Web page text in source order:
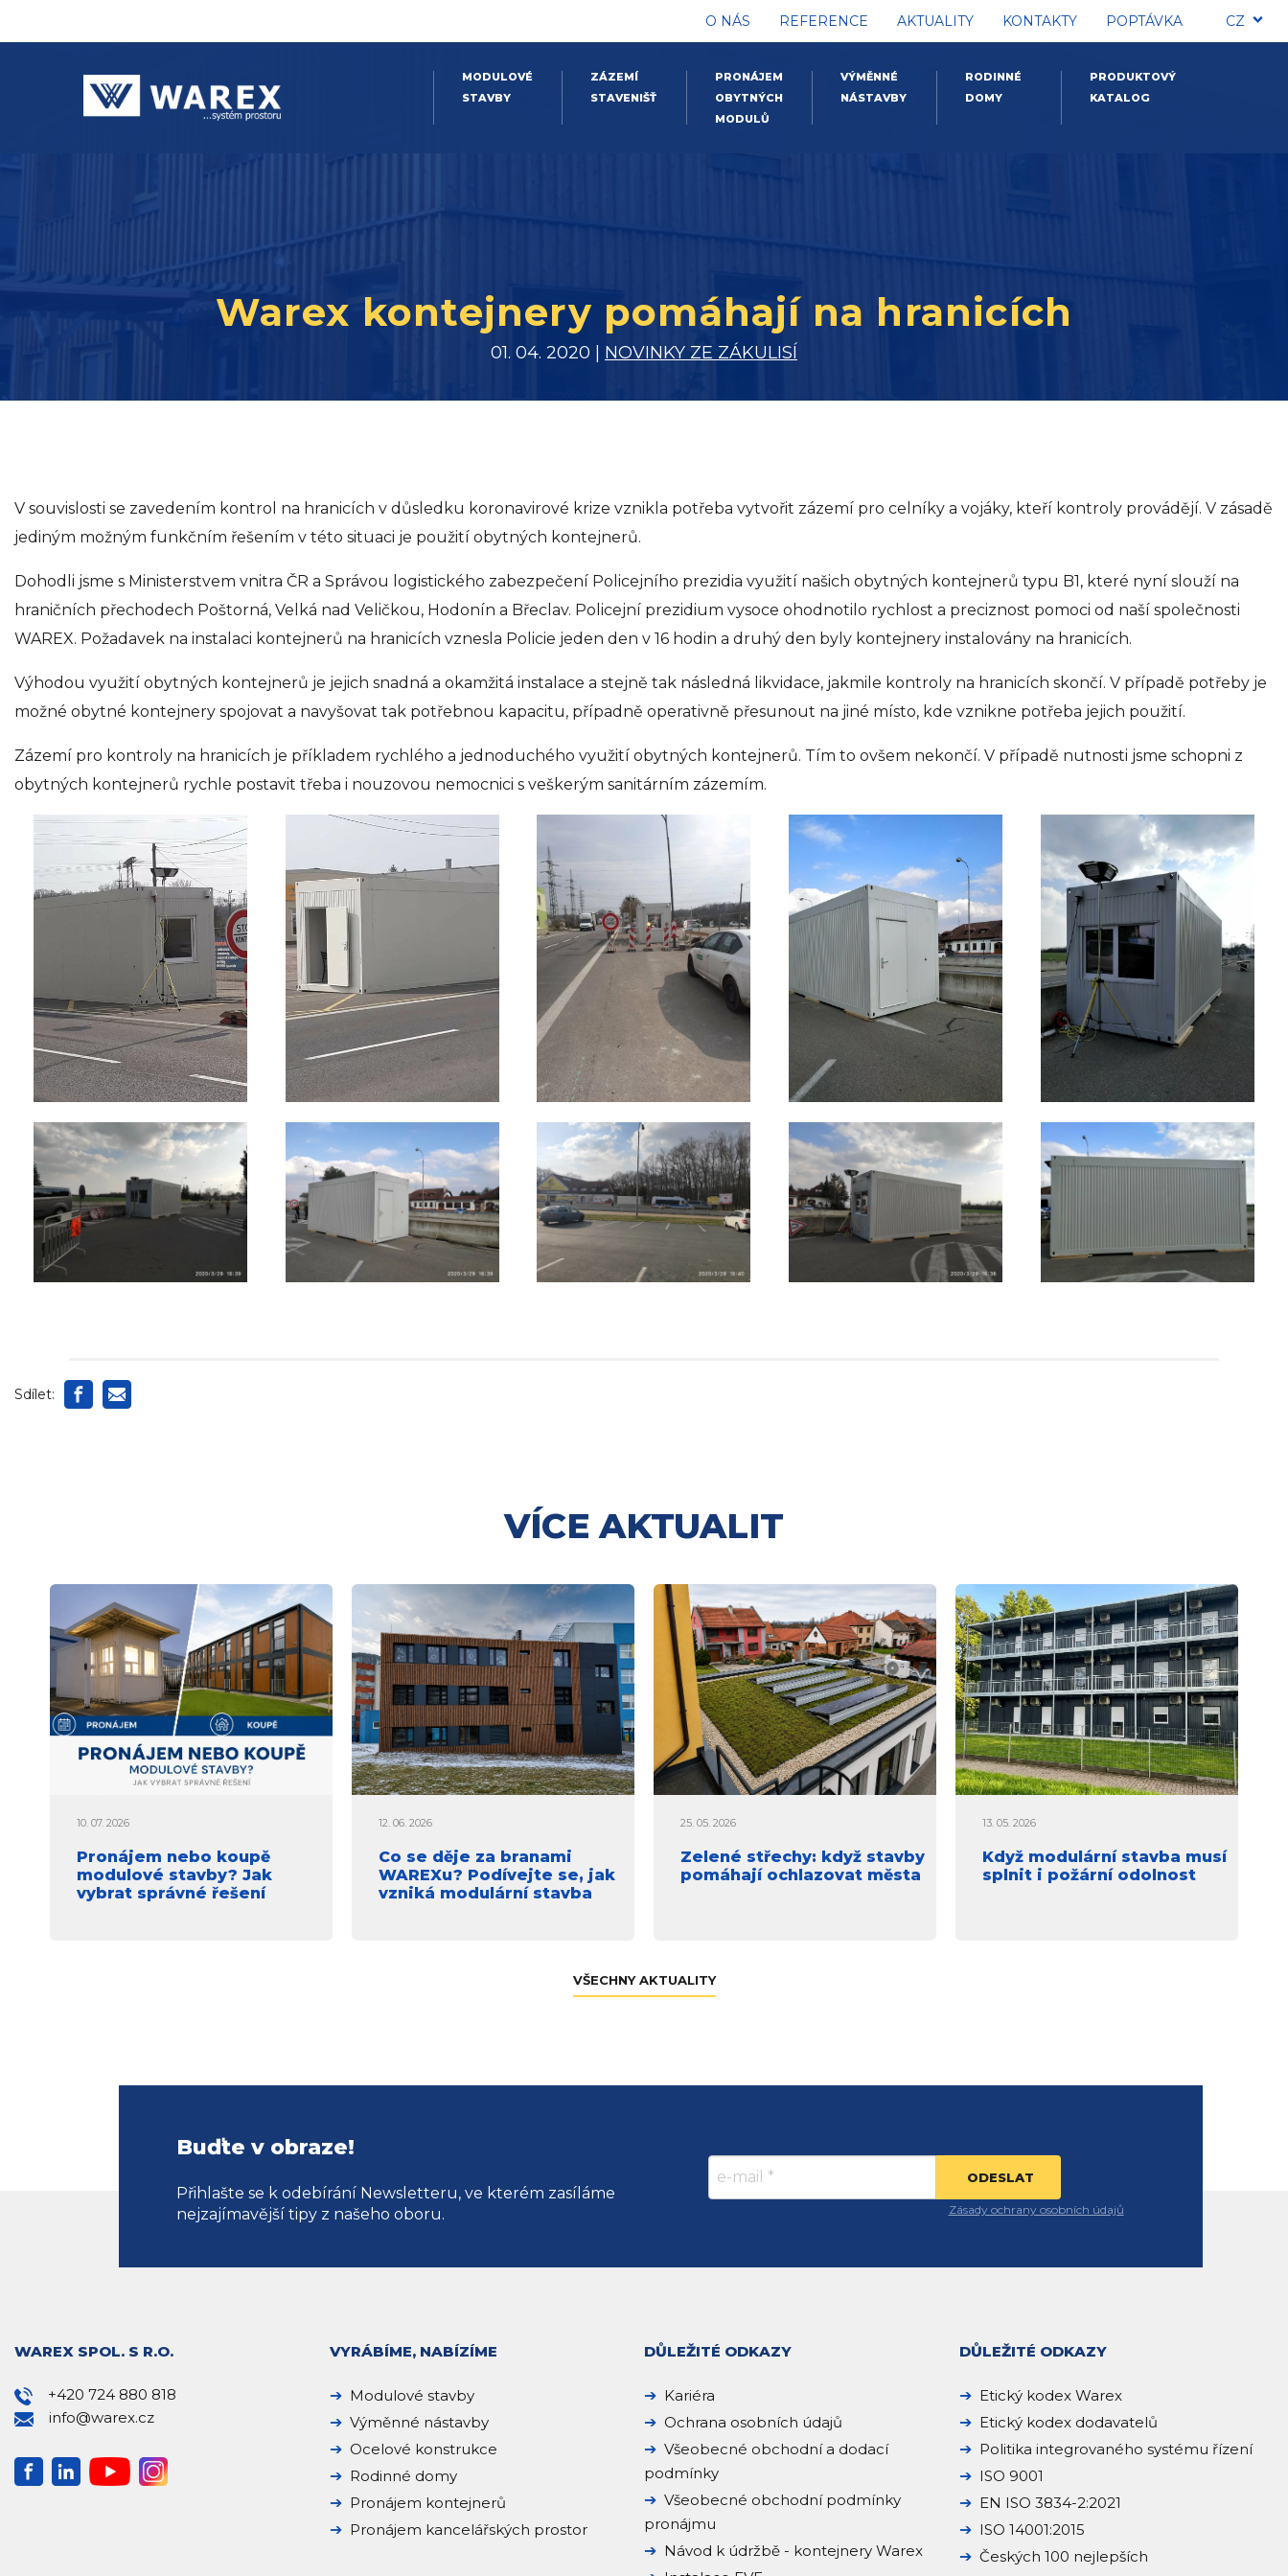
O NÁS REFERENCE AKTUALITY KONTAKTY POPTÁVKA CZ
MODULOVÉ
STAVBY
ZÁZEMÍ
STAVENIŠŤ
PRONÁJEM
OBYTNÝCH
MODULŮ
VÝMĚNNÉ
NÁSTAVBY
RODINNÉ
DOMY
PRODUKTOVÝ
KATALOG
Warex kontejnery pomáhají na hranicích
01. 04. 2020 | NOVINKY ZE ZÁKULISÍ
V souvislosti se zavedením kontrol na hranicích v důsledku koronavirové krize vznikla potřeba vytvořit zázemí pro celníky a vojáky, kteří kontroly provádějí. V zásadě
jediným možným funkčním řešením v této situaci je použití obytných kontejnerů.
Dohodli jsme s Ministerstvem vnitra ČR a Správou logistického zabezpečení Policejního prezidia využití našich obytných kontejnerů typu B1, které nyní slouží na
hraničních přechodech Poštorná, Velká nad Veličkou, Hodonín a Břeclav. Policejní prezidium vysoce ohodnotilo rychlost a preciznost pomoci od naší společnosti
WAREX. Požadavek na instalaci kontejnerů na hranicích vznesla Policie jeden den v 16 hodin a druhý den byly kontejnery instalovány na hranicích.
Výhodou využití obytných kontejnerů je jejich snadná a okamžitá instalace a stejně tak následná likvidace, jakmile kontroly na hranicích skončí. V případě potřeby je
možné obytné kontejnery spojovat a navyšovat tak potřebnou kapacitu, případně operativně přesunout na jiné místo, kde vznikne potřeba jejich použití.
Zázemí pro kontroly na hranicích je příkladem rychlého a jednoduchého využití obytných kontejnerů. Tím to ovšem nekončí. V případě nutnosti jsme schopni z
obytných kontejnerů rychle postavit třeba i nouzovou nemocnici s veškerým sanitárním zázemím.
Sdílet:
VÍCE AKTUALIT
10. 07. 2026
Pronájem nebo koupě
modulové stavby? Jak
vybrat správné řešení
12. 06. 2026
Co se děje za branami
WAREXu? Podívejte se, jak
vzniká modulární stavba
25. 05. 2026
Zelené střechy: když stavby
pomáhají ochlazovat města
13. 05. 2026
Když modulární stavba musí
splnit i požární odolnost
VŠECHNY AKTUALITY
Buďte v obraze!
Přihlašte se k odebírání Newsletteru, ve kterém zasíláme
nejzajímavější tipy z našeho oboru.
Zásady ochrany osobních údajů
WAREX SPOL. S R.O.
+420 724 880 818
info@warex.cz
VYRÁBÍME, NABÍZÍME
Modulové stavby
Výměnné nástavby
Ocelové konstrukce
Rodinné domy
Pronájem kontejnerů
Pronájem kancelářských prostor
DŮLEŽITÉ ODKAZY
Kariéra
Ochrana osobních údajů
Všeobecné obchodní a dodací
podmínky
Všeobecné obchodní podmínky
pronájmu
Návod k údržbě - kontejnery Warex
DŮLEŽITÉ ODKAZY
Etický kodex Warex
Etický kodex dodavatelů
Politika integrovaného systému řízení
ISO 9001
EN ISO 3834-2:2021
ISO 14001:2015
Českých 100 nejlepších